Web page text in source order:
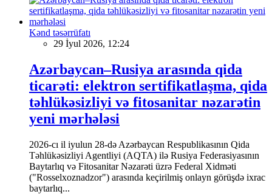
Kənd təsərrüfatı
29 İyul 2026, 12:24
Azərbaycan–Rusiya arasında qida
ticarəti: elektron sertifikatlaşma, qida
təhlükəsizliyi və fitosanitar nəzarətin
yeni mərhələsi
2026-cı il iyulun 28-də Azərbaycan Respublikasının Qida
Təhlükəsizliyi Agentliyi (AQTA) ilə Rusiya Federasiyasının
Baytarlıq və Fitosanitar Nəzarəti üzrə Federal Xidməti
("Rosselxoznadzor") arasında keçirilmiş onlayn görüşdə ixrac
baytarlıq...